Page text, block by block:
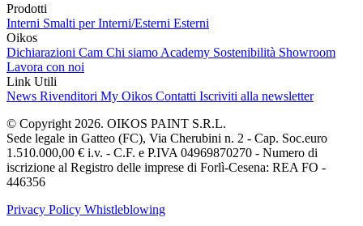
Prodotti
Interni Smalti per Interni/Esterni Esterni
Oikos
Dichiarazioni Cam Chi siamo Academy Sostenibilità Showroom
Lavora con noi
Link Utili
News Rivenditori My Oikos Contatti Iscriviti alla newsletter
© Copyright 2026. OIKOS PAINT S.R.L.
Sede legale in Gatteo (FC), Via Cherubini n. 2 - Cap. Soc.euro
1.510.000,00 € i.v. - C.F. e P.IVA 04969870270 - Numero di
iscrizione al Registro delle imprese di Forlì-Cesena: REA FO -
446356
Privacy Policy Whistleblowing